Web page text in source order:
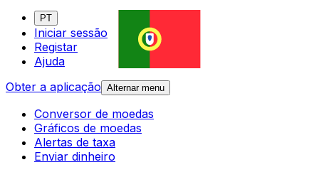
PT
Iniciar sessão
Registar
Ajuda
Obter a aplicação Alternar menu
Conversor de moedas
Gráficos de moedas
Alertas de taxa
Enviar dinheiro